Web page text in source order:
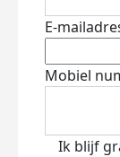
E-
Mobiel
Ik blijf